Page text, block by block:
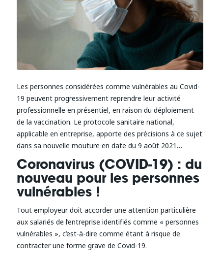
Les personnes considérées comme vulnérables au Covid-
19 peuvent progressivement reprendre leur activité
professionnelle en présentiel, en raison du déploiement
de la vaccination. Le protocole sanitaire national,
applicable en entreprise, apporte des précisions à ce sujet
dans sa nouvelle mouture en date du 9 août 2021…
Coronavirus (COVID-19) : du
nouveau pour les personnes
vulnérables !
Tout employeur doit accorder une attention particulière
aux salariés de l’entreprise identifiés comme « personnes
vulnérables », c’est-à-dire comme étant à risque de
contracter une forme grave de Covid-19.